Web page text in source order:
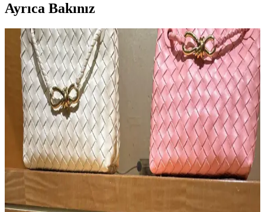
Ayrıca Bakınız
Opus Emiliano Aemilianus Mini Çantası: Sanat ve
El İşçiliğinin Özgün Buluşması
Opus Emiliano'nun Aemilianus Mini modeli, özgün geometrik
tasarımı ve yüksek işçilik kalitesiyle lüks çanta pazarında estetik ve
koleksiyon değeri sunuyor.
Vestiaire Collective Üzerinden Çanta Alırken
Sahtecilik ve Hesap Yasaklamalarına Dikkat
Vestiaire Collective, lüks ikinci el çanta pazarında sahte ürün
sorunları ve kullanıcıların orijinallik sorgulamalarında hesaplarının
yasaklanmasıyla karşı karşıyadır. Platformun satıcı kontrolü ve